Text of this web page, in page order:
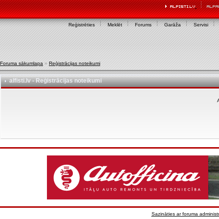
Reģistrēties Meklēt Forums Garāža Servisi
Foruma sākumlapa » Reģistrācijas noteikumi
alfisti.lv - Reģistrācijas noteikumi
Sazināties ar foruma